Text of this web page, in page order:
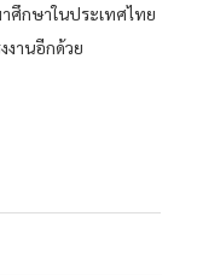
ศึกษาในประเทศไทย
งานอีกด้วย